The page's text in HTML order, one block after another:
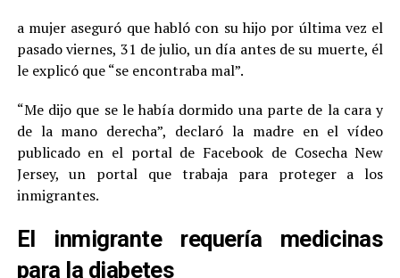
a mujer aseguró que habló con su hijo por última vez el
pasado viernes, 31 de julio, un día antes de su muerte, él
le explicó que “se encontraba mal”.
“Me dijo que se le había dormido una parte de la cara y
de la mano derecha”, declaró la madre en el vídeo
publicado en el portal de Facebook de Cosecha New
Jersey, un portal que trabaja para proteger a los
inmigrantes.
El inmigrante requería medicinas
para la diabetes